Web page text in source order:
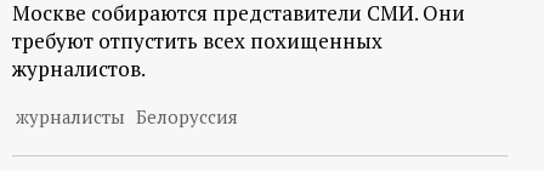
п
о
р
Москве собираются представители СМИ. Они
требуют отпустить всех похищенных
журналистов.
журналисты Белоруссия